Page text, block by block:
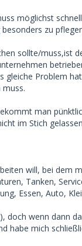
möglichst
zu
sollte/muss,ist
Problem
man
im Stich
will, bei dem
Tanken,
Essen, Auto,
doch wenn dann
habe mich